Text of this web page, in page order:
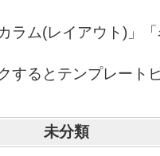
ラム(レイアウト)」
するとテンプレート
未分類